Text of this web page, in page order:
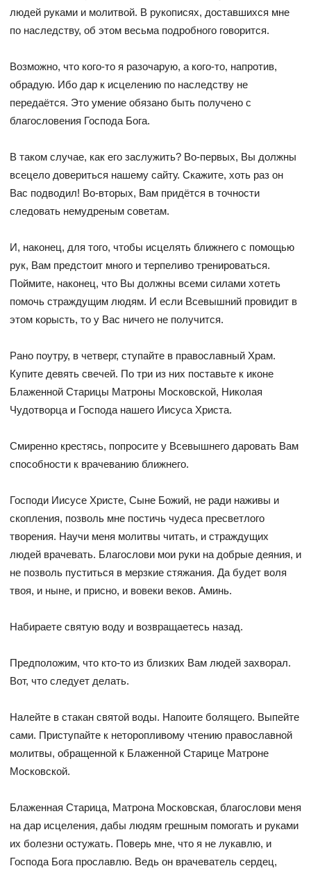
людей руками и молитвой. В рукописях, доставшихся мне
по наследству, об этом весьма подробного говорится.
Возможно, что кого-то я разочарую, а кого-то, напротив,
обрадую. Ибо дар к исцелению по наследству не
передаётся. Это умение обязано быть получено с
благословения Господа Бога.
В таком случае, как его заслужить? Во-первых, Вы должны
всецело довериться нашему сайту. Скажите, хоть раз он
Вас подводил! Во-вторых, Вам придётся в точности
следовать немудреным советам.
И, наконец, для того, чтобы исцелять ближнего с помощью
рук, Вам предстоит много и терпеливо тренироваться.
Поймите, наконец, что Вы должны всеми силами хотеть
помочь страждущим людям. И если Всевышний провидит в
этом корысть, то у Вас ничего не получится.
Рано поутру, в четверг, ступайте в православный Храм.
Купите девять свечей. По три из них поставьте к иконе
Блаженной Старицы Матроны Московской, Николая
Чудотворца и Господа нашего Иисуса Христа.
Смиренно крестясь, попросите у Всевышнего даровать Вам
способности к врачеванию ближнего.
Господи Иисусе Христе, Сыне Божий, не ради наживы и
скопления, позволь мне постичь чудеса пресветлого
творения. Научи меня молитвы читать, и страждущих
людей врачевать. Благослови мои руки на добрые деяния, и
не позволь пуститься в мерзкие стяжания. Да будет воля
твоя, и ныне, и присно, и вовеки веков. Аминь.
Набираете святую воду и возвращаетесь назад.
Предположим, что кто-то из близких Вам людей захворал.
Вот, что следует делать.
Налейте в стакан святой воды. Напоите болящего. Выпейте
сами. Приступайте к неторопливому чтению православной
молитвы, обращенной к Блаженной Старице Матроне
Московской.
Блаженная Старица, Матрона Московская, благослови меня
на дар исцеления, дабы людям грешным помогать и руками
их болезни остужать. Поверь мне, что я не лукавлю, и
Господа Бога прославлю. Ведь он врачеватель сердец,